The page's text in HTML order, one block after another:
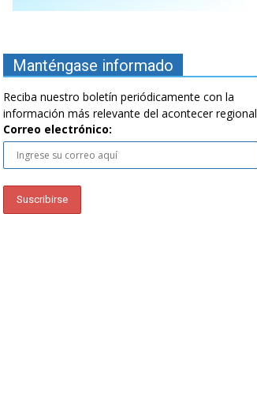
Manténgase informado
Reciba nuestro boletín periódicamente con la
información más relevante del acontecer regional
Correo electrónico: